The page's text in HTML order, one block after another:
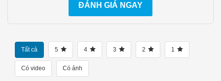
ĐÁNH GIÁ NGAY
Tất cả 5 4 3 2 1
Có video Có ảnh